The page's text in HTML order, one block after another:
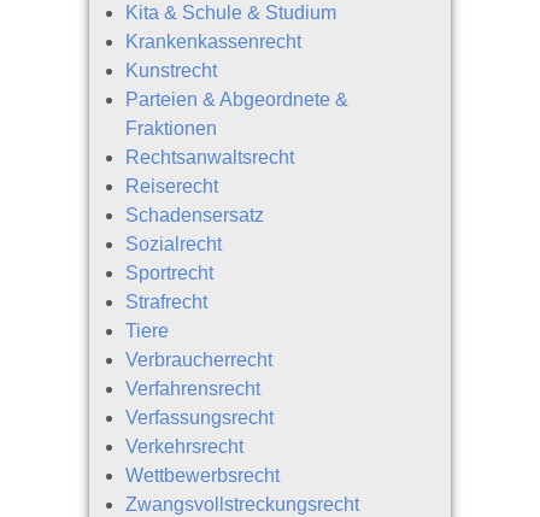
Kita & Schule & Studium
Krankenkassenrecht
Kunstrecht
Parteien & Abgeordnete &
Fraktionen
Rechtsanwaltsrecht
Reiserecht
Schadensersatz
Sozialrecht
Sportrecht
Strafrecht
Tiere
Verbraucherrecht
Verfahrensrecht
Verfassungsrecht
Verkehrsrecht
Wettbewerbsrecht
Zwangsvollstreckungsrecht